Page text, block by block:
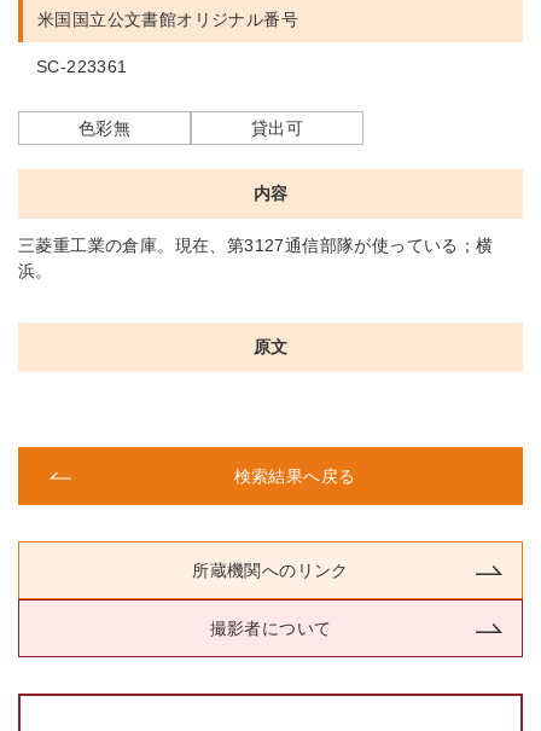
米国国立公文書館オリジナル番号
SC-223361
色彩無 貸出可
内容
三菱重工業の倉庫。現在、第3127通信部隊が使っている；横
浜。
原文
検索結果へ戻る
所蔵機関へのリンク
撮影者について